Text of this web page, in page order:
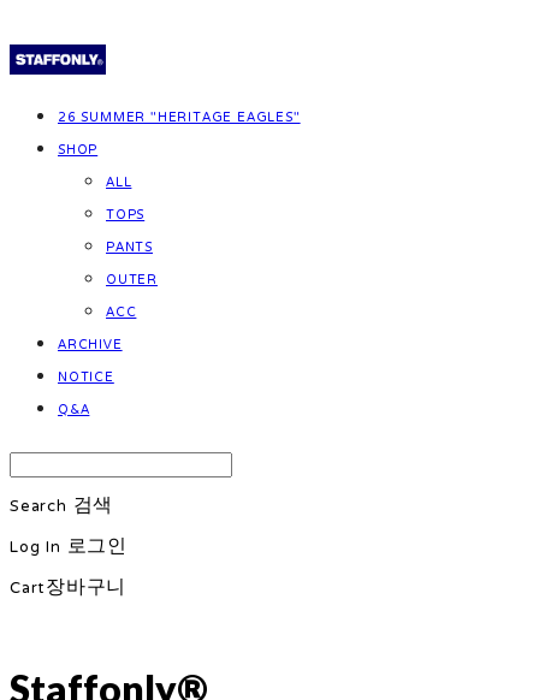
26 SUMMER "HERITAGE EAGLES"
SHOP
ALL
TOPS
PANTS
OUTER
ACC
ARCHIVE
NOTICE
Q&A
Search 검색
Log In 로그인
Cart장바구니
Staffonly®